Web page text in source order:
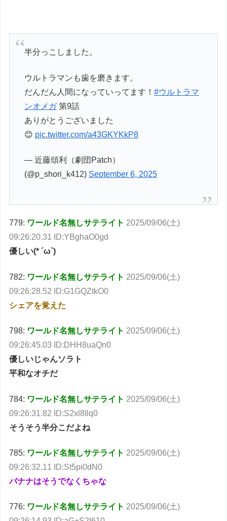
半分っこしました。
ウルトラマンも歯を磨きます。
だんだん人間になっていってます！#ウルトラマ
ンオメガ第9話
ありがとうございました
😊 pic.twitter.com/a43GKYKkP8
— 近藤頌利（劇団Patch）
(@p_shori_k412) September 6, 2025
779: ワールド名無しサテライト 2025/09/06(土)
09:26:20.31 ID:YBghaO0gd
優しい(* ´ω`)
782: ワールド名無しサテライト 2025/09/06(土)
09:26:28.52 ID:G1GQZtkO0
シェアを覚えた
798: ワールド名無しサテライト 2025/09/06(土)
09:26:45.03 ID:DHH8uaQn0
優しいじゃんソラト
平和なオチだ
784: ワールド名無しサテライト 2025/09/06(土)
09:26:31.82 ID:S2xl8Ilq0
そうそう半分こだよね
785: ワールド名無しサテライト 2025/09/06(土)
09:26:32.11 ID:St5pi0dN0
バナナはそうでなくちゃな
776: ワールド名無しサテライト 2025/09/06(土)